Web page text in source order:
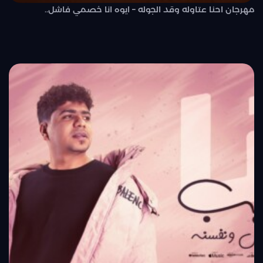
مهرجان احنا عتاوله وقد الجوله – ايوه انا خصمي فاشل..